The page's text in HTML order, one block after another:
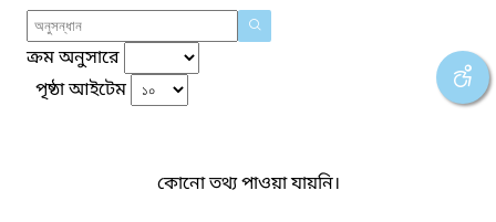
ক্রম অনুসারে
পৃষ্ঠা আইটেম
কোনো তথ্য পাওয়া যায়নি।